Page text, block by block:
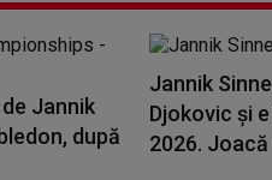
Jannik
după
Jannik
Djokovic și
2026.